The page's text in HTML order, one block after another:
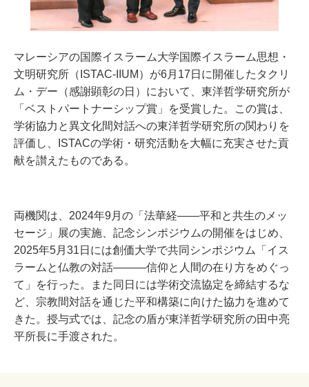
マレーシアの国際イスラーム大学国際イスラーム思想・
文明研究所（ISTAC-IIUM）が6月17日に 開催したタクリ
ム・デー（感謝顕彰の日）において、東洋哲学研究所が
「ベストパートナーシップ賞」を受賞した。この賞は、
学術協力と異文化間対話への東洋哲学研究所の関わりを
評価し、ISTACの学術・研究活動を大幅に充実させた貢
献を讃えたものである。
両機関は、2024年9月の「法華経――平和と共生のメッ
セージ」展の実施、記念シンポジウムの開催をはじめ、
2025年5月31日には創価大学で共同シンポジウム「イス
ラームと仏教の対話―――信仰と人間の在り方をめぐっ
て」を行った。また同日には学術交流協定を締結するな
ど、宗教間対話を通じた平和構築に向けた協力を進めて
きた。授与式では、記念の盾が東洋哲学研究所の田中亮
平所長に手渡された。